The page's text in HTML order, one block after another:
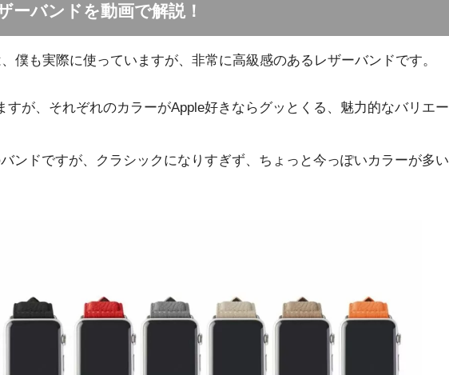
ーバンドを動画で解説！
僕も実際に使っていますが、非常に高級感のあるレザーバンドです。
すが、それぞれのカラーがApple好きならグッとくる、魅力的なバリエー
ンドですが、クラシックになりすぎず、ちょっと今っぽいカラーが多い